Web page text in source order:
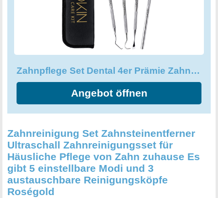
Zahnpflege Set Dental 4er Prämie Zahnreinigung Zahnsteinentferner Zahnsonde
Angebot öffnen
Zahnreinigung Set Zahnsteinentferner
Ultraschall Zahnreinigungsset für
Häusliche Pflege von Zahn zuhause Es
gibt 5 einstellbare Modi und 3
austauschbare Reinigungsköpfe
Roségold